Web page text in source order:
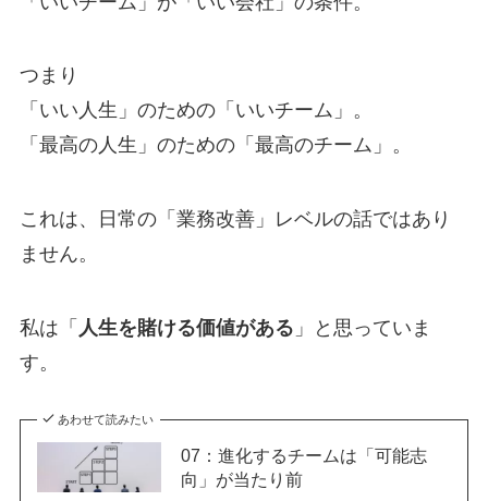
つまり
「いい人生」のための「いいチーム」。
「最高の人生」のための「最高のチーム」。
これは、日常の「業務改善」レベルの話ではあり
ません。
私は「 人生を賭ける価値がある 」と思っていま
す。
あわせて読みたい
07：進化するチームは「可能志
向」が当たり前